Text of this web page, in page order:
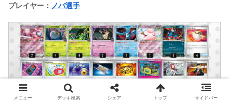
プレイヤー： ノバ選手
メニュー デッキ検索 シェア トップ サイドバー